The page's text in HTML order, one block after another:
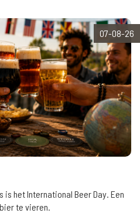
07-08-26
het International Beer Day. Een
te vieren.